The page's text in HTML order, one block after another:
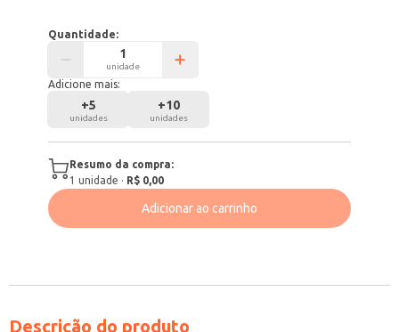
Quantidade:
unidade
Adicione mais:
+5
unidades
+10
unidades
Resumo da compra:
1 unidade · R$ 0,00
Adicionar ao carrinho
Descrição do produto